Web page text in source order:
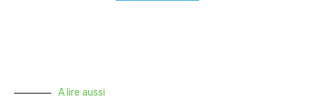
A lire aussi